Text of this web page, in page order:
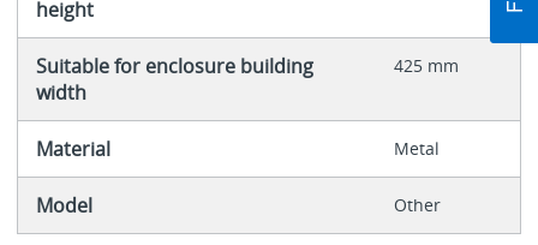
height
Suitable for enclosure building
width
425 mm
Material Metal
Model Other